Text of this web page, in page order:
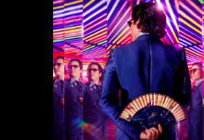
Trailer